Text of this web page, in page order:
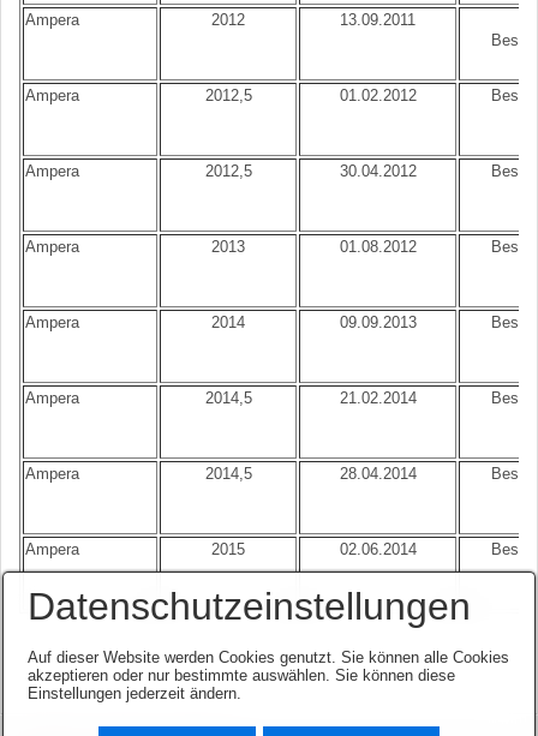
Ampera 2012 13.09.2011
Ampera 2012,5 01.02.2012
Ampera 2012,5 30.04.2012
Ampera 2013 01.08.2012
Ampera 2014 09.09.2013
Ampera 2014,5 21.02.2014
Ampera 2014,5 28.04.2014
Ampera 2015 02.06.2014
Datenschutzeinstellungen
Auf dieser Website werden Cookies genutzt. Sie können alle Cookies
akzeptieren oder nur bestimmte auswählen. Sie können diese
Einstellungen jederzeit ändern.